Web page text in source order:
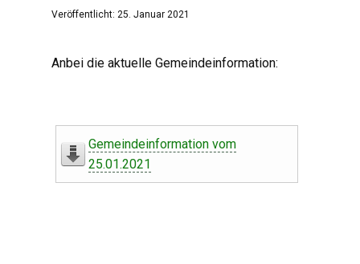
Veröffentlicht: 25. Januar 2021
Anbei die aktuelle Gemeindeinformation:
Gemeindeinformation vom
25.01.2021